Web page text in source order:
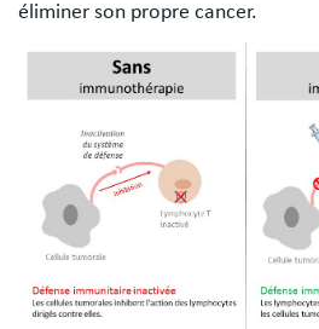
éliminer son propre cancer.